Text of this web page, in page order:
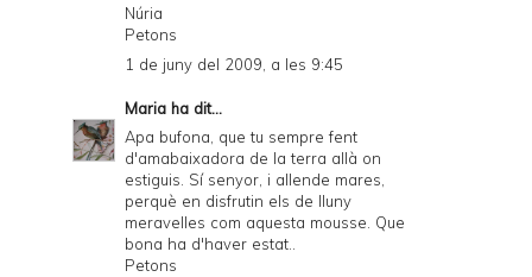
Núria
Petons
1 de juny del 2009, a les 9:45
Maria ha dit...
Apa bufona, que tu sempre fent
d'amabaixadora de la terra allà on
estiguis. Sí senyor, i allende mares,
perquè en disfrutin els de lluny
meravelles com aquesta mousse. Que
bona ha d'haver estat..
Petons